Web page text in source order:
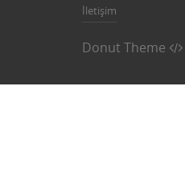
İletişim
Donut Theme